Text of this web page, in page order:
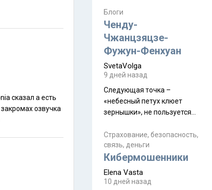
уже, как демобилизовались,
а продолжают встречаться
почти каждую неделю) и с
порога сообщил: "Эйтан
разводится!" Эйтан -
мальчик из религиозной
семьи, из тех, кого называют
"вязаные кипы". С 2022-го
Блоги
Ченду-
Чжанцзяцзе-
Фужун-Фенхуан
SvetaVolga
9 дней назад
Следующая точка –
«небесный петух клюет
зернышки», не пользуется
заслужено, и чтобы попасть
на начало тропы показали
водителю карту, иначе
Пошли туда, потому что я
Страхование, безопасность,
связь, деньги
Кибермошенники
Elena Vasta
10 дней назад